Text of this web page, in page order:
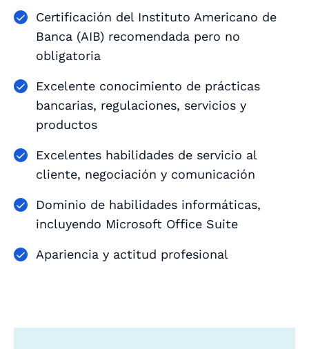
Certificación del Instituto Americano de
Banca (AIB) recomendada pero no
obligatoria
Excelente conocimiento de prácticas
bancarias, regulaciones, servicios y
productos
Excelentes habilidades de servicio al
cliente, negociación y comunicación
Dominio de habilidades informáticas,
incluyendo Microsoft Office Suite
Apariencia y actitud profesional